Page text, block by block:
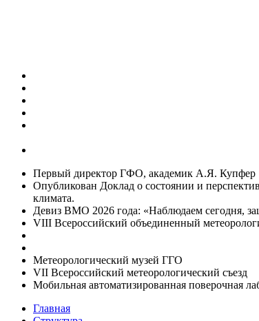
Первый директор ГФО, академик А.Я. Купфер
Опубликован Доклад о состоянии и
климата.
Девиз ВМО 2026 года: «Наблюдаем сегодня,
VIII Всероссийский объединенный
Метеорологический музей ГГО
VII Всероссийский метеорологический съезд
Мобильная автоматизированная поверочная
Главная